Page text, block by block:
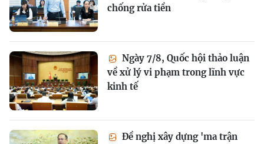
chống rửa tiền
Ngày 7/8, Quốc hội thảo luận
về xử lý vi phạm trong lĩnh vực
kinh tế
Đề nghị xây dựng 'ma trận